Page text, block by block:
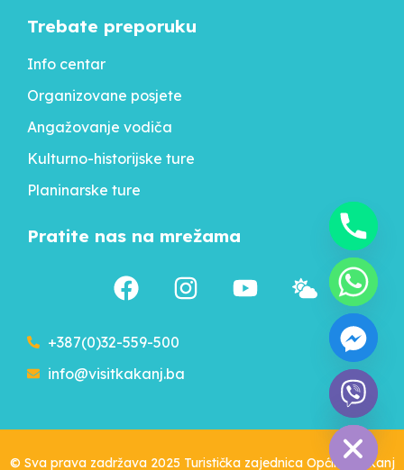
Trebate preporuku
Info centar
Organizovane posjete
Angažovanje vodiča
Kulturno-historijske ture
Planinarske ture
Pratite nas na mrežama
+387(0)32-559-500
info@visitkakanj.ba
© Sva prava zadržava 2025 Turistička zajednica Općine Kakanj
Hide
chaty